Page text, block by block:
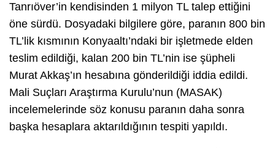
Tanrıöver’in kendisinden 1 milyon TL talep ettiğini
öne sürdü. Dosyadaki bilgilere göre, paranın 800 bin
TL’lik kısmının Konyaaltı’ndaki bir işletmede elden
teslim edildiği, kalan 200 bin TL’nin ise şüpheli
Murat Akkaş’ın hesabına gönderildiği iddia edildi.
Mali Suçları Araştırma Kurulu’nun (MASAK)
incelemelerinde söz konusu paranın daha sonra
başka hesaplara aktarıldığının tespiti yapıldı.